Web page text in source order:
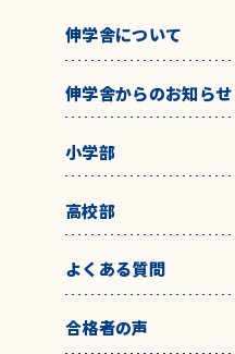
伸学舎について
伸学舎からのお知らせ
小学部
高校部
よくある質問
合格者の声